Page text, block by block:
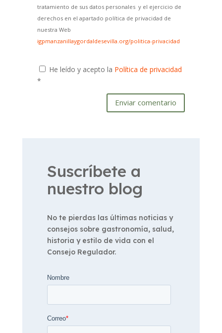
tratamiento de sus datos personales y el ejercicio de
derechos en el apartado política de privacidad de
nuestra Web
igpmanzanillaygordaldesevilla.org/politica-privacidad
He leído y acepto la Política de privacidad
*
Enviar comentario
Suscríbete a
nuestro blog
No te pierdas las últimas noticias y
consejos sobre gastronomía, salud,
historia y estilo de vida con el
Consejo Regulador.